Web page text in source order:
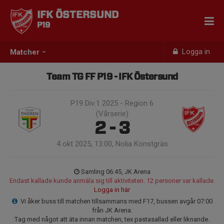
Matcher Logga in
IFK ÖSTERSUND
P19
Team TG FF P19 - IFK Östersund
P19 Div.1 2025 - Region 6
(Vårserie)
2 - 3
4 okt 2025, 13:00, Nolia Konstgräs
Samling 06:45, JK Arena
Endast kallade kunde anmäla sig till aktiviteten. 12 personer var kallade.
Logga in här
Vi åker buss till matchen tillsammans med F17, bussen avgår 07:00
från JK Arena.
Tag med något att äta innan matchen, tex pastasallad eller liknande.